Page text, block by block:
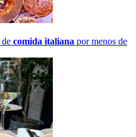
de comida italiana por menos de